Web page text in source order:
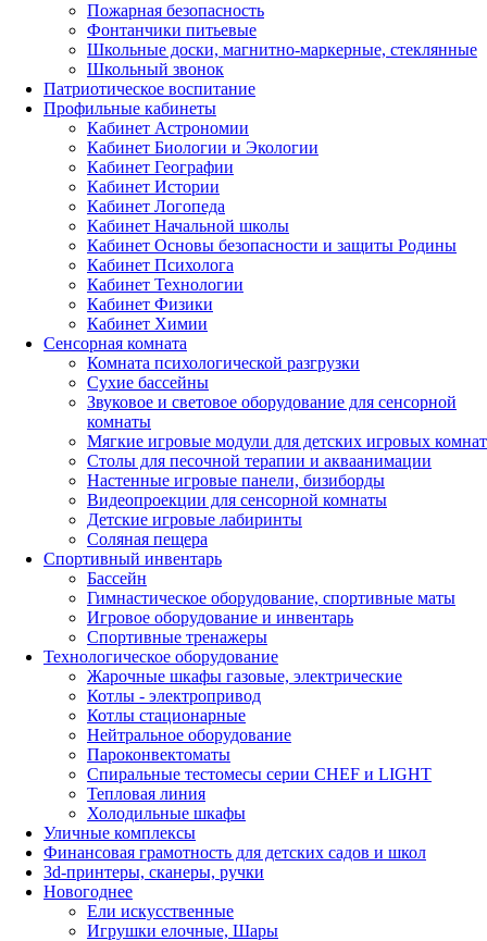
Пожарная безопасность
Фонтанчики питьевые
Школьные доски, магнитно-маркерные, стеклянные
Школьный звонок
Патриотическое воспитание
Профильные кабинеты
Кабинет Астрономии
Кабинет Биологии и Экологии
Кабинет Географии
Кабинет Истории
Кабинет Логопеда
Кабинет Начальной школы
Кабинет Основы безопасности и защиты Родины
Кабинет Психолога
Кабинет Технологии
Кабинет Физики
Кабинет Химии
Сенсорная комната
Комната психологической разгрузки
Сухие бассейны
Звуковое и световое оборудование для сенсорной
комнаты
Мягкие игровые модули для детских игровых комнат
Столы для песочной терапии и акваанимации
Настенные игровые панели, бизиборды
Видеопроекции для сенсорной комнаты
Детские игровые лабиринты
Соляная пещера
Спортивный инвентарь
Бассейн
Гимнастическое оборудование, спортивные маты
Игровое оборудование и инвентарь
Спортивные тренажеры
Технологическое оборудование
Жарочные шкафы газовые, электрические
Котлы - электропривод
Котлы стационарные
Нейтральное оборудование
Пароконвектоматы
Спиральные тестомесы серии CHEF и LIGHT
Тепловая линия
Холодильные шкафы
Уличные комплексы
Финансовая грамотность для детских садов и школ
3d-принтеры, сканеры, ручки
Новогоднее
Ели искусственные
Игрушки елочные, Шары